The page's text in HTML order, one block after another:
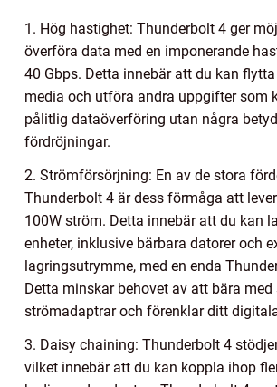
1. Hög hastighet: Thunderbolt 4 ger
överföra data med en imponerande
40 Gbps. Detta innebär att du kan
media och utföra andra uppgifter som
pålitlig dataöverföring utan några
fördröjningar.
2. Strömförsörjning: En av de stora
Thunderbolt 4 är dess förmåga att
100W ström. Detta innebär att du kan
enheter, inklusive bärbara datorer och
lagringsutrymme, med en enda
Detta minskar behovet av att bära med
strömadaptrar och förenklar ditt
3. Daisy chaining: Thunderbolt 4
vilket innebär att du kan koppla ihop